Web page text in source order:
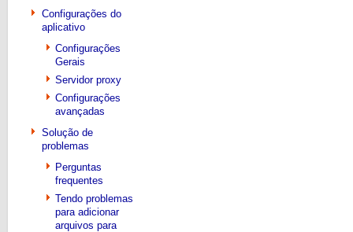
Configurações do
aplicativo
Configurações
Gerais
Servidor proxy
Configurações
avançadas
Solução de
problemas
Perguntas
frequentes
Tendo problemas
para adicionar
arquivos para